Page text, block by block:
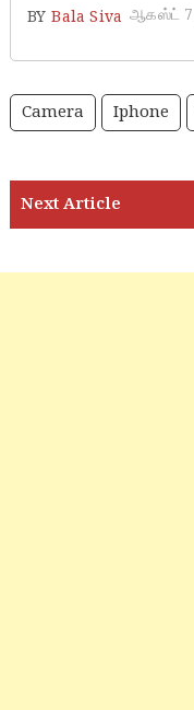
BY Bala Siva ஆகஸ்ட் 7,
Camera Iphone